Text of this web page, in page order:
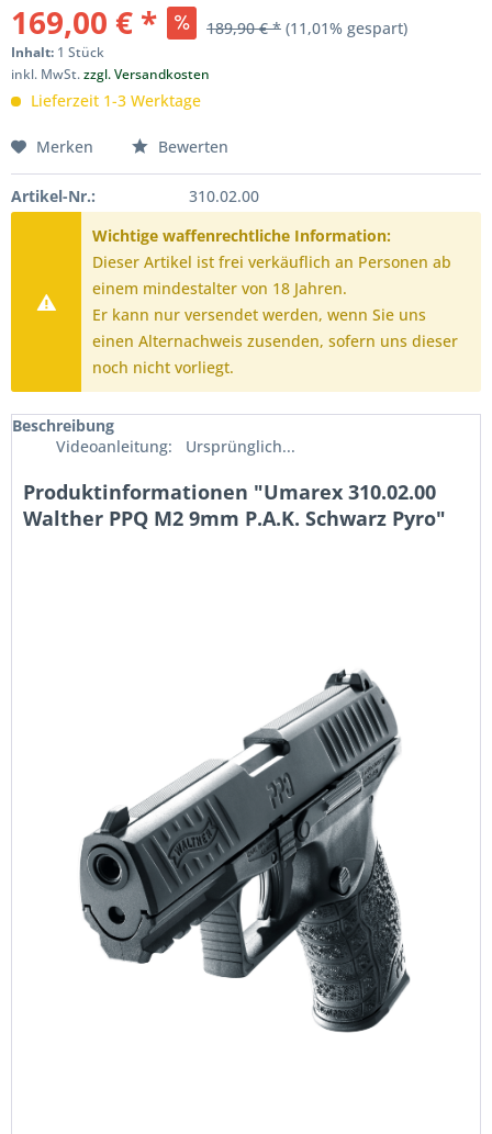
169,00 € * 189,90 € * (11,01% gespart)
Inhalt: 1 Stück
inkl. MwSt.zzgl. Versandkosten
Lieferzeit 1-3 Werktage
Merken Bewerten
Artikel-Nr.:
310.02.00
Wichtige waffenrechtliche Information:
Dieser Artikel ist frei verkäuflich an Personen ab
einem mindestalter von 18 Jahren.
Er kann nur versendet werden, wenn Sie uns
einen Alternachweis zusenden, sofern uns dieser
noch nicht vorliegt.
Beschreibung
Videoanleitung: Ursprünglich...
Produktinformationen "Umarex 310.02.00
Walther PPQ M2 9mm P.A.K. Schwarz Pyro"